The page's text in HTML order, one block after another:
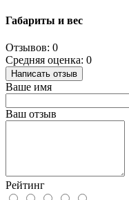
Габариты и вес
Отзывов: 0
Средняя оценка: 0
Написать отзыв
Ваше имя
Ваш отзыв
Рейтинг